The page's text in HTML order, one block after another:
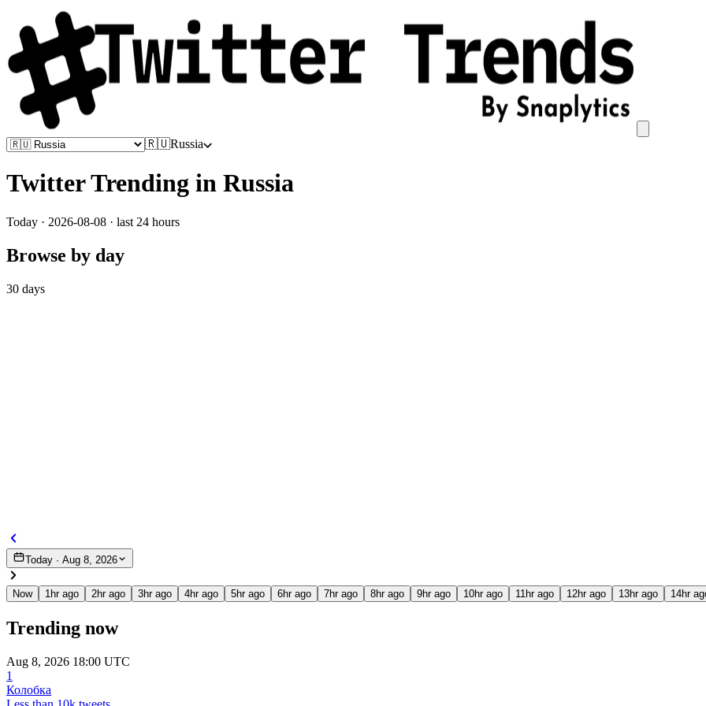
🇷🇺Russia
Twitter Trending in Russia
Today · 2026-08-08 · last 24 hours
Browse by day
30 days
Today · Aug 8, 2026
Now 1hr ago 2hr ago 3hr ago 4hr ago 5hr ago 6hr ago 7hr ago 8hr ago 9hr ago 10hr ago 11hr ago 12hr ago 13hr ago 14hr
Trending now
Aug 8, 2026 18:00 UTC
1
Колобка